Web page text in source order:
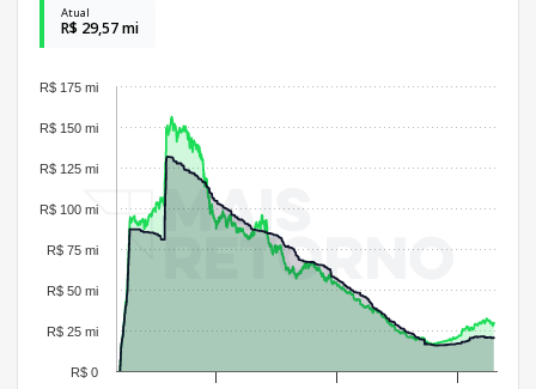
Atual
R$ 29,57 mi
R$ 0
R$ 25 mi
R$ 50 mi
R$ 75 mi
R$ 100 mi
R$ 125 mi
R$ 150 mi
R$ 175 mi